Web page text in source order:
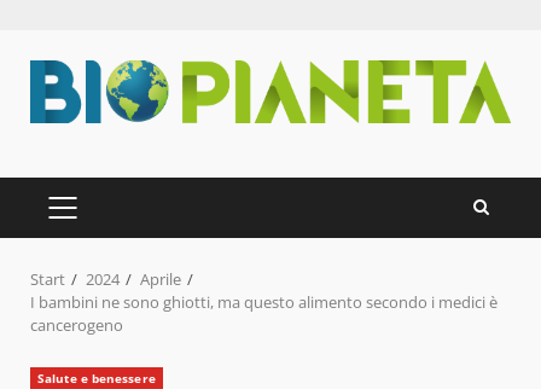
Inhalt
springen
PRIMÄRES
MENÜ
Start 2024
Aprile
I bambini ne sono ghiotti, ma questo alimento secondo i medici è
cancerogeno
Salute e benessere